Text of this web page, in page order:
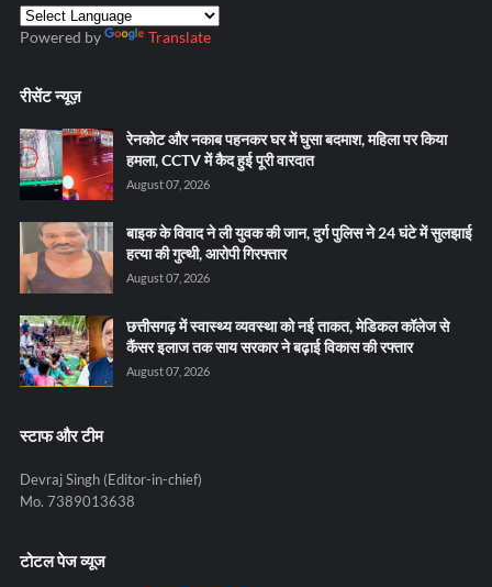
Powered by Translate
रीसेंट न्यूज़
रेनकोट और नकाब पहनकर घर में घुसा बदमाश, महिला पर किया
हमला, CCTV में कैद हुई पूरी वारदात
August 07, 2026
बाइक के विवाद ने ली युवक की जान, दुर्ग पुलिस ने 24 घंटे में सुलझाई
हत्या की गुत्थी, आरोपी गिरफ्तार
August 07, 2026
छत्तीसगढ़ में स्वास्थ्य व्यवस्था को नई ताकत, मेडिकल कॉलेज से
कैंसर इलाज तक साय सरकार ने बढ़ाई विकास की रफ्तार
August 07, 2026
स्टाफ और टीम
Devraj Singh (Editor-in-chief)
Mo. 7389013638
टोटल पेज व्यूज